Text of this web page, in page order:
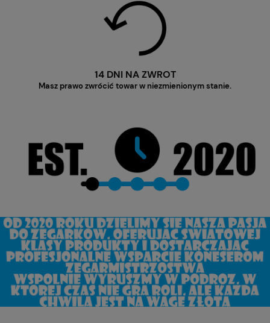
14 DNI NA ZWROT
Masz prawo zwrócić towar w niezmienionym stanie.